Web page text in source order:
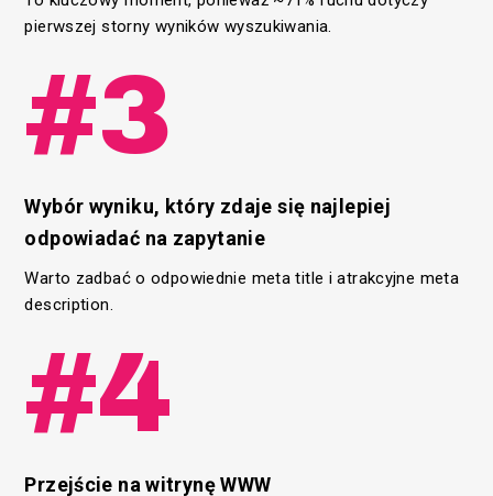
pierwszej storny wyników wyszukiwania.
#3
Wybór wyniku, który zdaje się najlepiej
odpowiadać na zapytanie
Warto zadbać o odpowiednie meta title i atrakcyjne meta
description.
#4
Przejście na witrynę WWW